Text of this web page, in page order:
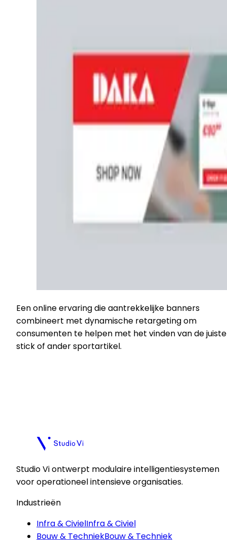
Een online ervaring die aantrekkelijke banners
combineert met dynamische retargeting om
consumenten te helpen met het vinden van de juiste
stick of ander sportartikel.
Plan een kennismaking
Studio Vi ontwerpt modulaire intelligentiesystemen
voor operationeel intensieve organisaties.
Industrieën
Infra & CivielInfra & Civiel
Bouw & TechniekBouw & Techniek